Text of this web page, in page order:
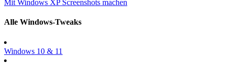
Mit Windows XP Screenshots machen
Alle Windows-Tweaks
Windows 10 & 11